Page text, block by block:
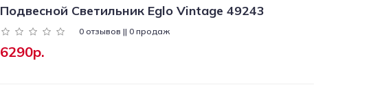
Подвесной Светильник Eglo Vintage 49243
0 отзывов || 0 продаж
6290р.